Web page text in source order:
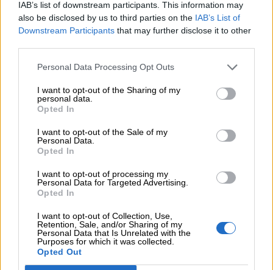
IAB’s list of downstream participants. This information may
also be disclosed by us to third parties on the IAB’s List of
Downstream Participants that may further disclose it to other
Personal Data Processing Opt Outs
I want to opt-out of the Sharing of my
personal data.
Opted In
I want to opt-out of the Sale of my
Personal Data.
Opted In
I want to opt-out of processing my
Personal Data for Targeted Advertising.
Opted In
I want to opt-out of Collection, Use,
Retention, Sale, and/or Sharing of my
Personal Data that Is Unrelated with the
Purposes for which it was collected.
Opted Out
Τέλος, το Εθνικό Ίδρυμα Ερευνών προσκαλεί όλους στο
χριστουγεννιάτικο παζάρι (13-14 και 16-19 Δεκεμβρίου,
«Επιστήμης Κοινωνία» με έκπτωση 50%. Διεύθυνση:
Λεωφόρος Βασ. Κωνσταντίνου 48.
ΑΠΕ-ΜΠΕ
προτιμώμενη πηγή ενημέρωσης στο Google